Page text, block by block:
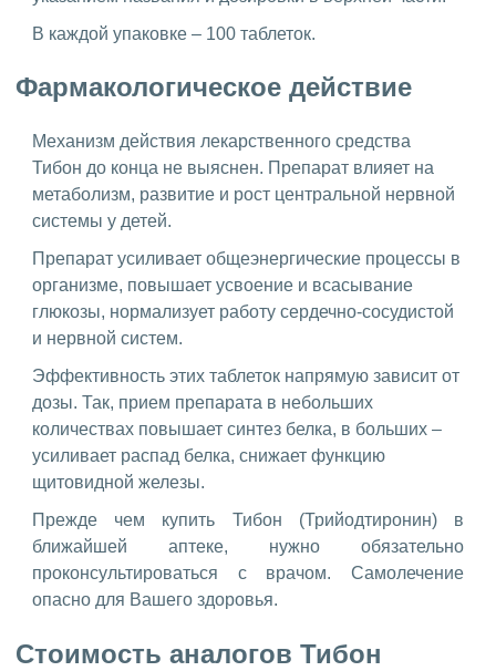
В каждой упаковке – 100 таблеток.
Фармакологическое действие
Механизм действия лекарственного средства
Тибон до конца не выяснен. Препарат влияет на
метаболизм, развитие и рост центральной нервной
системы у детей.
Препарат усиливает общеэнергические процессы в
организме, повышает усвоение и всасывание
глюкозы, нормализует работу сердечно-сосудистой
и нервной систем.
Эффективность этих таблеток напрямую зависит от
дозы. Так, прием препарата в небольших
количествах повышает синтез белка, в больших –
усиливает распад белка, снижает функцию
щитовидной железы.
Прежде чем купить Тибон (Трийодтиронин) в
ближайшей аптеке, нужно обязательно
проконсультироваться с врачом. Самолечение
опасно для Вашего здоровья.
Стоимость аналогов Тибон